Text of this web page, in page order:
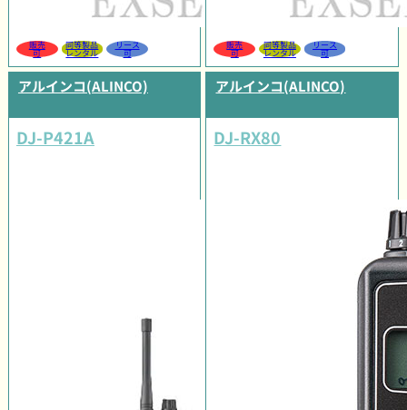
販売
可
同等製品
レンタル
リース
可
販売
可
同等製品
レンタル
リース
可
アルインコ(ALINCO)
DJ-P421A
アルインコ(ALINCO)
DJ-RX80